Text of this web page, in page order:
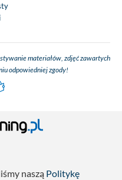
materiałów, zdjęć zawartych
odpowiedniej zgody!
naszą Politykę